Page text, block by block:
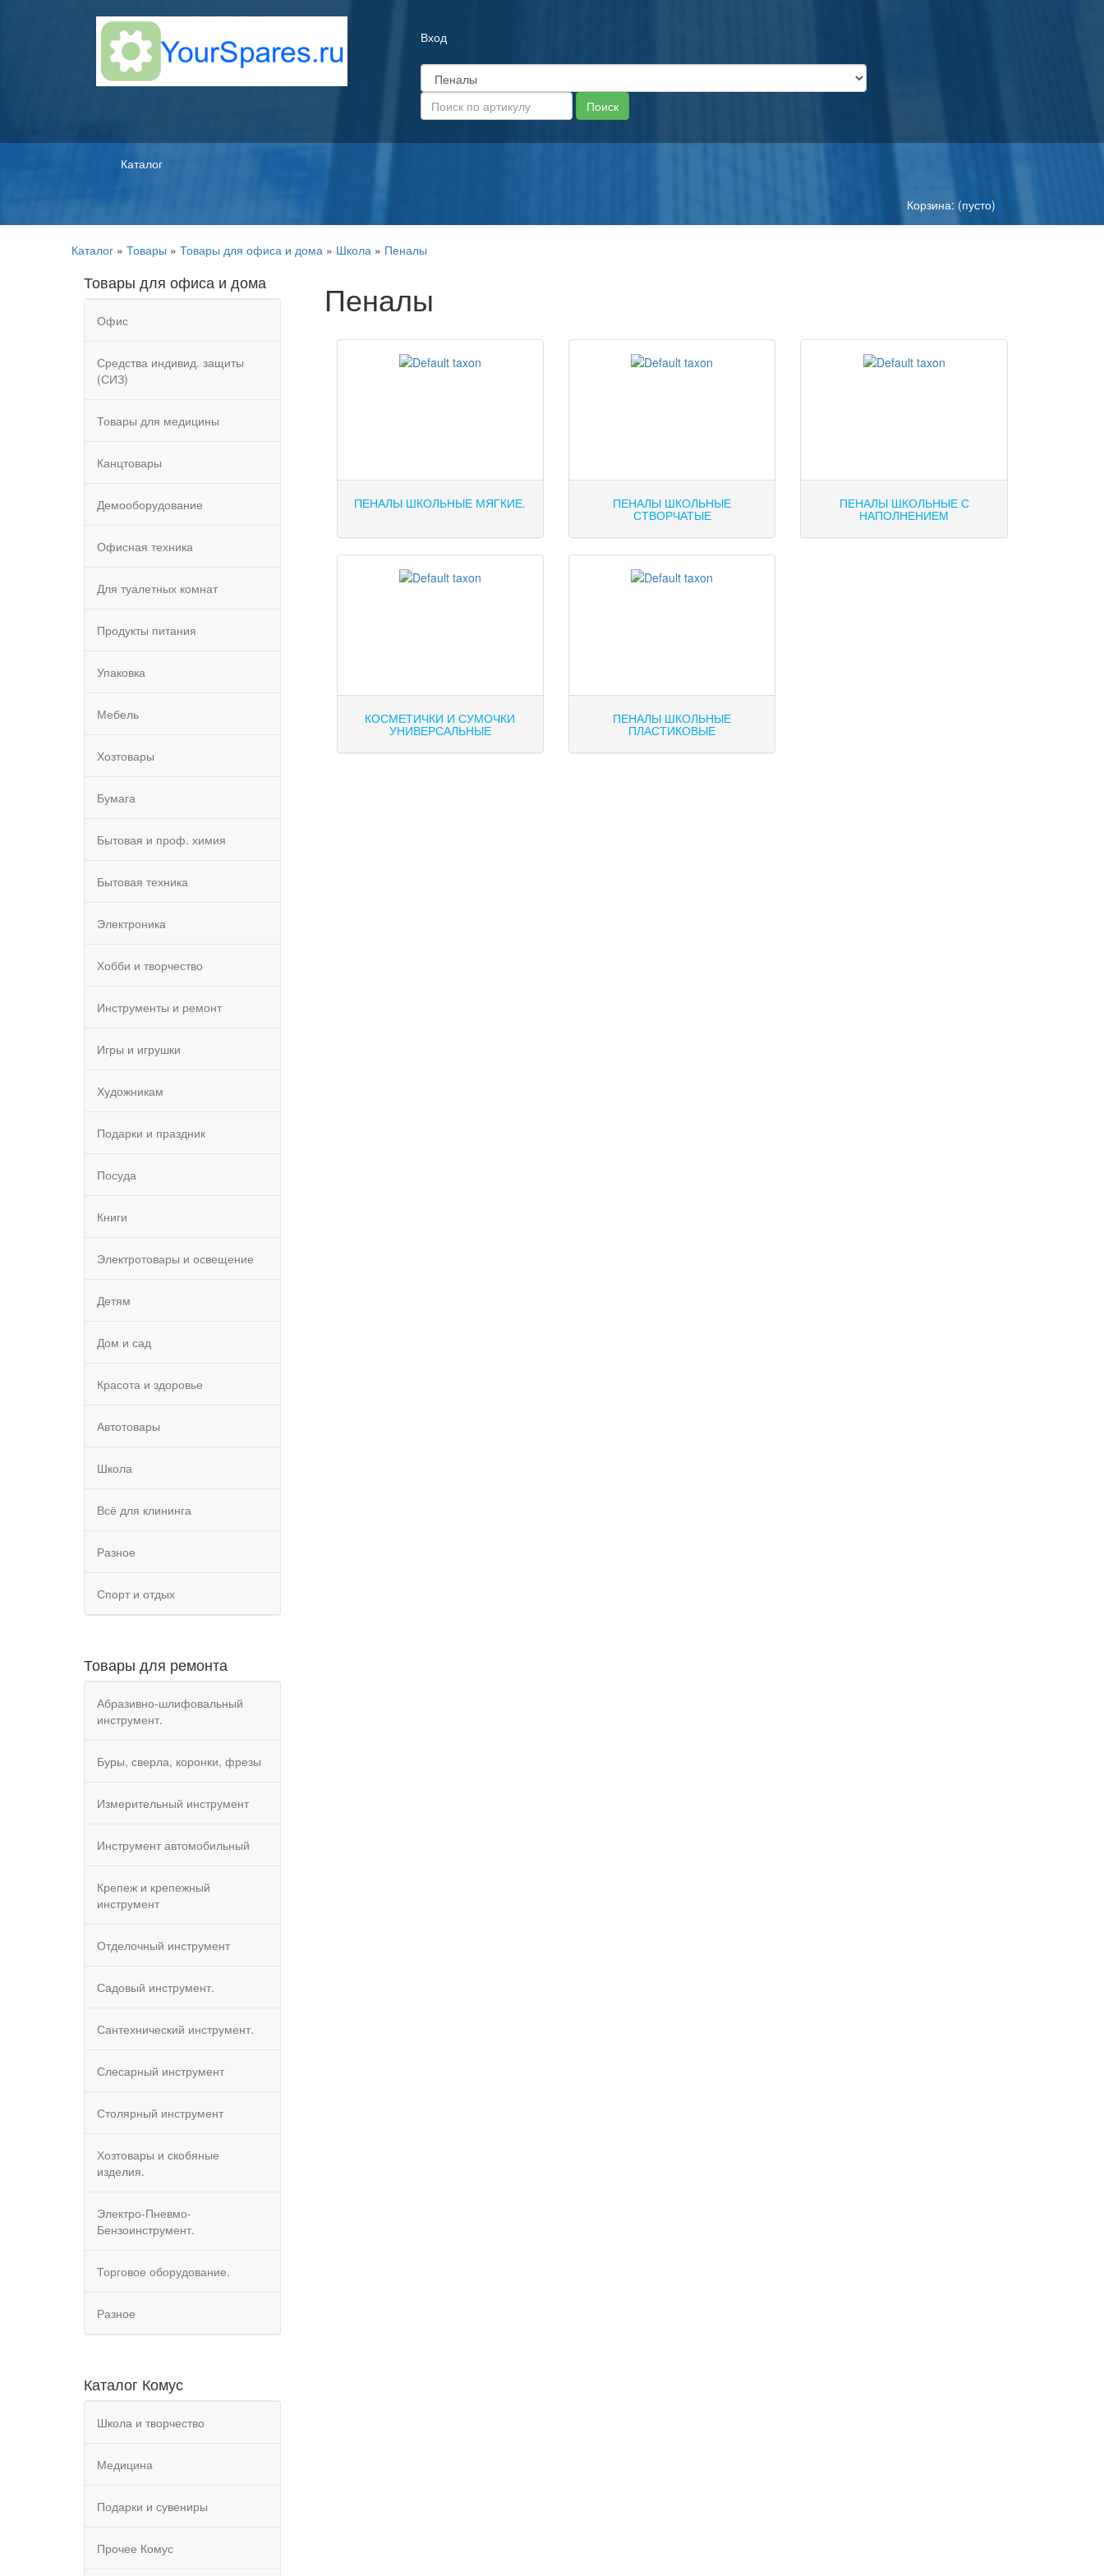
Вход
Каталог
Корзина: (пусто)
Каталог » Товары » Товары для офиса и дома » Школа » Пеналы
Товары для офиса и дома
Офис
Средства индивид. защиты
(СИЗ)
Товары для медицины
Канцтовары
Демооборудование
Офисная техника
Для туалетных комнат
Продукты питания
Упаковка
Мебель
Хозтовары
Бумага
Бытовая и проф. химия
Бытовая техника
Электроника
Хобби и творчество
Инструменты и ремонт
Игры и игрушки
Художникам
Подарки и праздник
Посуда
Книги
Электротовары и освещение
Детям
Дом и сад
Красота и здоровье
Автотовары
Школа
Всё для клининга
Разное
Спорт и отдых
Товары для ремонта
Абразивно-шлифовальный
инструмент.
Буры, сверла, коронки, фрезы
Измерительный инструмент
Инструмент автомобильный
Крепеж и крепежный
инструмент
Отделочный инструмент
Садовый инструмент.
Сантехнический инструмент.
Слесарный инструмент
Столярный инструмент
Хозтовары и скобяные
изделия.
Электро-Пневмо-
Бензоинструмент.
Торговое оборудование.
Разное
Каталог Комус
Школа и творчество
Медицина
Подарки и сувениры
Прочее Комус
Пеналы
ПЕНАЛЫ ШКОЛЬНЫЕ МЯГКИЕ. ПЕНАЛЫ ШКОЛЬНЫЕ
СТВОРЧАТЫЕ
ПЕНАЛЫ ШКОЛЬНЫЕ С
НАПОЛНЕНИЕМ
КОСМЕТИЧКИ И СУМОЧКИ
УНИВЕРСАЛЬНЫЕ
ПЕНАЛЫ ШКОЛЬНЫЕ
ПЛАСТИКОВЫЕ